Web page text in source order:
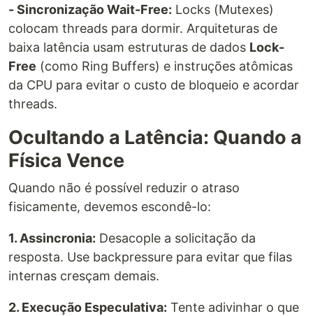
- Sincronização Wait-Free: Locks (Mutexes)
colocam threads para dormir. Arquiteturas de
baixa latência usam estruturas de dados Lock-
Free (como Ring Buffers) e instruções atômicas
da CPU para evitar o custo de bloqueio e acordar
threads.
Ocultando a Latência: Quando a
Física Vence
Quando não é possível reduzir o atraso
fisicamente, devemos escondê-lo:
1. Assincronia: Desacople a solicitação da
resposta. Use backpressure para evitar que filas
internas cresçam demais.
2. Execução Especulativa: Tente adivinhar o que